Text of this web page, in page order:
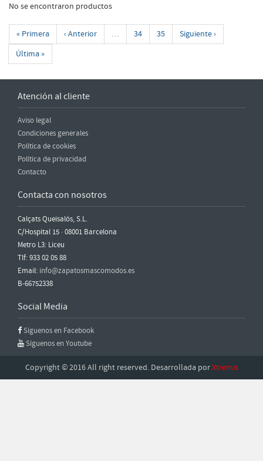
No se encontraron productos
« Primera ‹ Anterior … 34 35
Siguiente ›
Última »
Atención al cliente
Aviso legal
Condiciones generales
Política de cookies
Política de privacidad
Contacto
Contacta con nosotros
Calçats Queisalós, S.L.
C/Hospital 15 · 08001 Barcelona
Metro L3: Liceu
Tlf: 933 02 05 88
Email: info@zapatosmascomodos.es
B-66752338
Social Media
Síguenos en Facebook
Síguenos en Youtube
Copyright © 2016 All right reserved. Desarrollada porXtremis